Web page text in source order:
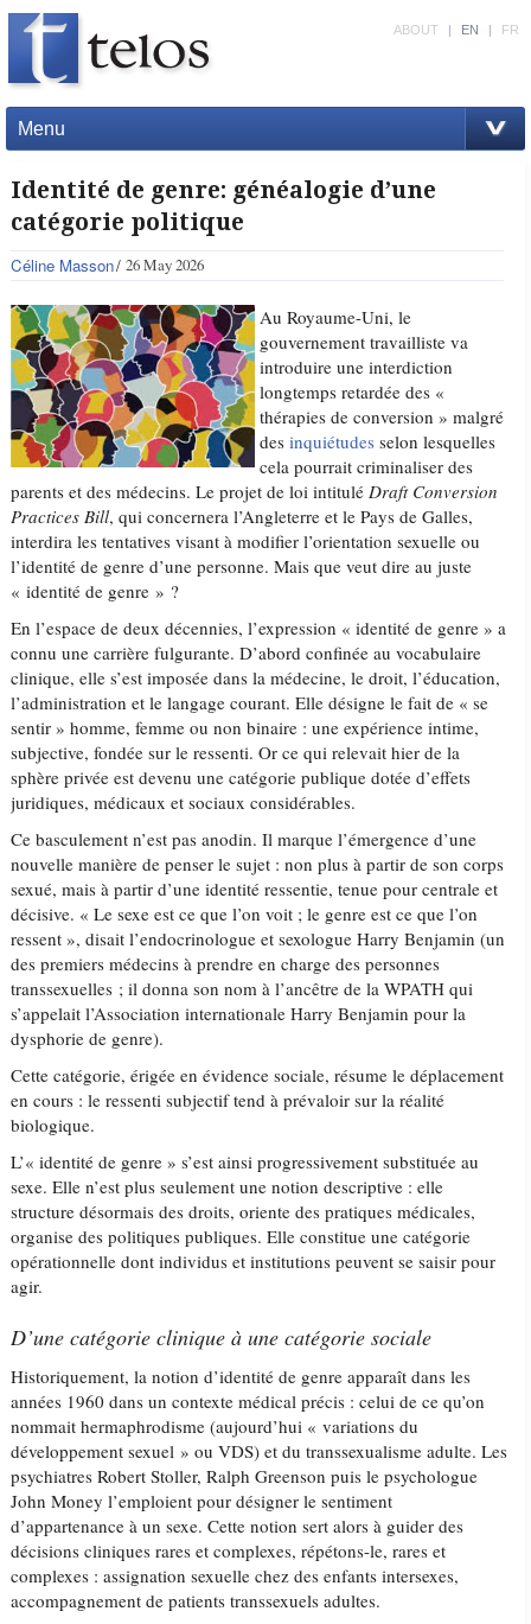
Menu
ABOUT | EN | FR
Identité de genre: généalogie d’une
catégorie politique
Céline Masson 26 May 2026
Au Royaume-Uni, le
gouvernement travailliste va
introduire une interdiction
longtemps retardée des «
thérapies de conversion » malgré
desinquiétudes selon lesquelles
cela pourrait criminaliser des
parents et des médecins. Le projet de loi intituléDraft Conversion
Practices Bill, qui concernera l’Angleterre et le Pays de Galles,
interdira les tentatives visant à modifier l’orientation sexuelle ou
l’identité de genre d’une personne. Mais que veut dire au juste
« identité de genre » ?
En l’espace de deux décennies, l’expression « identité de genre » a
connu une carrière fulgurante. D’abord confinée au vocabulaire
clinique, elle s’est imposée dans la médecine, le droit, l’éducation,
l’administration et le langage courant. Elle désigne le fait de « se
sentir » homme, femme ou non binaire : une expérience intime,
subjective, fondée sur le ressenti. Or ce qui relevait hier de la
sphère privée est devenu une catégorie publique dotée d’effets
juridiques, médicaux et sociaux considérables.
Ce basculement n’est pas anodin. Il marque l’émergence d’une
nouvelle manière de penser le sujet : non plus à partir de son corps
sexué, mais à partir d’une identité ressentie, tenue pour centrale et
décisive. « Le sexe est ce que l’on voit ; le genre est ce que l’on
ressent », disait l’endocrinologue et sexologue Harry Benjamin (un
des premiers médecins à prendre en charge des personnes
transsexuelles ; il donna son nom à l’ancêtre de la WPATH qui
s’appelait l’Association internationale Harry Benjamin pour la
dysphorie de genre).
Cette catégorie, érigée en évidence sociale, résume le déplacement
en cours : le ressenti subjectif tend à prévaloir sur la réalité
biologique.
L’« identité de genre » s’est ainsi progressivement substituée au
sexe. Elle n’est plus seulement une notion descriptive : elle
structure désormais des droits, oriente des pratiques médicales,
organise des politiques publiques. Elle constitue une catégorie
opérationnelle dont individus et institutions peuvent se saisir pour
agir.
D’une catégorie clinique à une catégorie sociale
Historiquement, la notion d’identité de genre apparaît dans les
années 1960 dans un contexte médical précis : celui de ce qu’on
nommait hermaphrodisme (aujourd’hui « variations du
développement sexuel » ou VDS) et du transsexualisme adulte. Les
psychiatres Robert Stoller, Ralph Greenson puis le psychologue
John Money l’emploient pour désigner le sentiment
d’appartenance à un sexe. Cette notion sert alors à guider des
décisions cliniques rares et complexes, répétons-le, rares et
complexes : assignation sexuelle chez des enfants intersexes,
accompagnement de patients transsexuels adultes.